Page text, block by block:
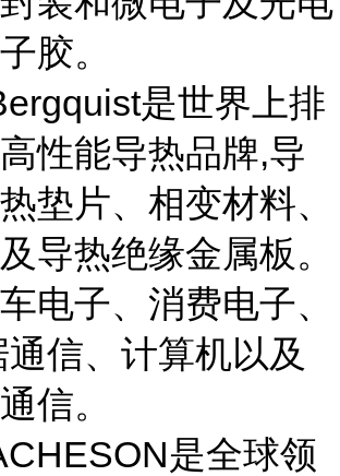
胶。
是世界上排
性能导热品牌,导
垫片、相变材料、
导热绝缘金属板。
电子、消费电子、
信、计算机以及
信。
是全球领